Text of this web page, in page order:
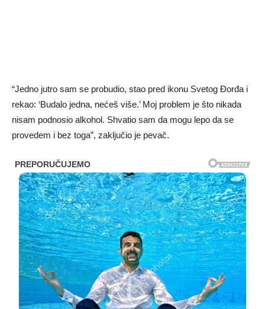
“Jedno jutro sam se probudio, stao pred ikonu Svetog Đorđa i
rekao: ‘Budalo jedna, nećeš više.’ Moj problem je što nikada
nisam podnosio alkohol. Shvatio sam da mogu lepo da se
provedem i bez toga”, zaključio je pevač.